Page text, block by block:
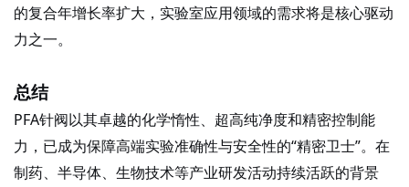
的复合年增长率扩大，实验室应用领域的需求将是核心驱动
力之一。
总结
PFA针阀以其卓越的化学惰性、超高纯净度和精密控制能
力，已成为保障高端实验准确性与安全性的“精密卫士”。在
制药、半导体、生物技术等产业研发活动持续活跃的背景